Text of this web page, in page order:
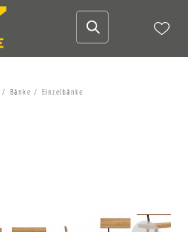
Bänke Einzelbänke